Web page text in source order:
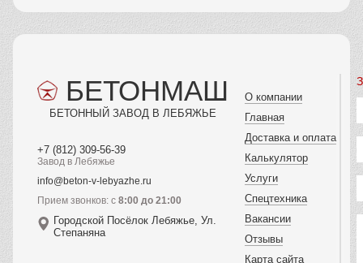
БЕТОНМАШ
БЕТОННЫЙ ЗАВОД В ЛЕБЯЖЬЕ
+7 (812) 309-56-39
Завод в Лебяжье
info@beton-v-lebyazhe.ru
Прием звонков: с 8:00 до 21:00
Городской Посёлок Лебяжье, Ул.
Степаняна
О компании
Главная
Доставка и оплата
Калькулятор
Услуги
Спецтехника
Вакансии
Отзывы
Карта сайта